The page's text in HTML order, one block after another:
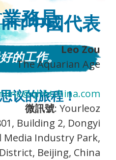
務是
的工作。
议的旅程！
中國代表
Leo Zou
The Aquarian Age
微訊號: Yourleoz
Building 2, Dongyi
Industry Park,
Beijing, China